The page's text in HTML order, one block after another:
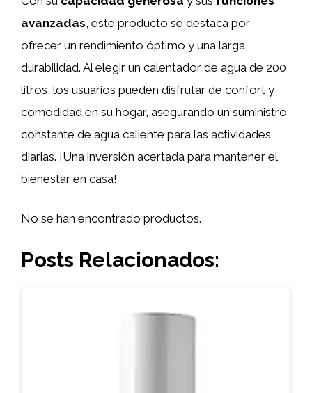
avanzadas , este producto se destaca por
ofrecer un rendimiento óptimo y una larga
durabilidad. Al elegir un calentador de agua de 200
litros, los usuarios pueden disfrutar de confort y
comodidad en su hogar, asegurando un suministro
constante de agua caliente para las actividades
diarias. ¡Una inversión acertada para mantener el
bienestar en casa!
No se han encontrado productos.
Posts Relacionados: